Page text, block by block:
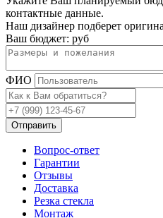
контактные данные.
Наш дизайнер подберет
Ваш бюджет: руб
ФИО
Отправить
Вопрос-ответ
Гарантии
Отзывы
Доставка
Резка стекла
Монтаж